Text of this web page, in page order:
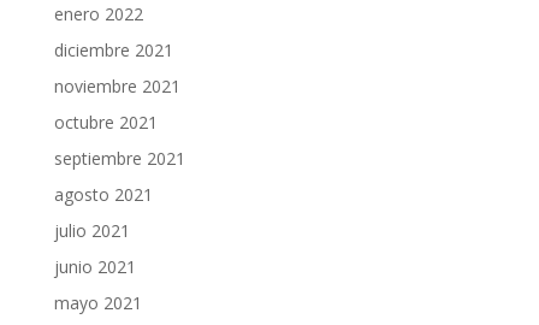
enero 2022
diciembre 2021
noviembre 2021
octubre 2021
septiembre 2021
agosto 2021
julio 2021
junio 2021
mayo 2021